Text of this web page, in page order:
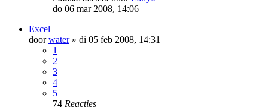
do 06 mar 2008, 14:06
Excel
doorwater» di 05 feb 2008, 14:31
1
2
3
4
5
74 Reacties